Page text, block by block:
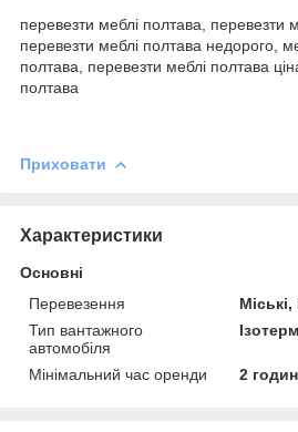
перевезти меблі полтава, перевезти
перевезти меблі полтава недорого,
полтава, перевезти меблі полтава
полтава
Приховати
Характеристики
Основні
Перевезення
Міські,
Тип вантажного
автомобіля
Мінімальний час оренди 2 годин